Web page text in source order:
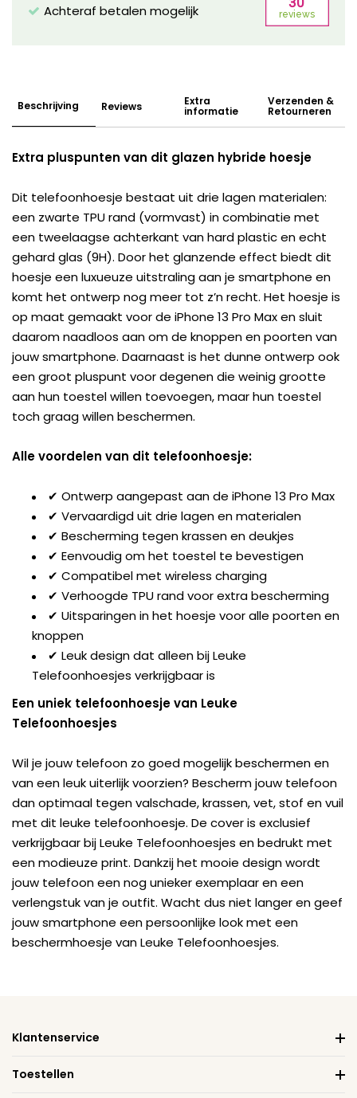
Achteraf betalen mogelijk
Beschrijving Reviews Extra
informatie
Verzenden &
Retourneren
Extra pluspunten van dit glazen hybride hoesje
Dit telefoonhoesje bestaat uit drie lagen materialen:
een zwarte TPU rand (vormvast) in combinatie met
een tweelaagse achterkant van hard plastic en echt
gehard glas (9H). Door het glanzende effect biedt dit
hoesje een luxueuze uitstraling aan je smartphone en
komt het ontwerp nog meer tot z’n recht. Het hoesje is
op maat gemaakt voor de iPhone 13 Pro Max en sluit
daarom naadloos aan om de knoppen en poorten van
jouw smartphone. Daarnaast is het dunne ontwerp ook
een groot pluspunt voor degenen die weinig grootte
aan hun toestel willen toevoegen, maar hun toestel
toch graag willen beschermen.
Alle voordelen van dit telefoonhoesje:
✔ Ontwerp aangepast aan de iPhone 13 Pro Max
✔ Vervaardigd uit drie lagen en materialen
✔ Bescherming tegen krassen en deukjes
✔ Eenvoudig om het toestel te bevestigen
✔ Compatibel met wireless charging
✔ Verhoogde TPU rand voor extra bescherming
✔ Uitsparingen in het hoesje voor alle poorten en
knoppen
✔ Leuk design dat alleen bij Leuke
Telefoonhoesjes verkrijgbaar is
Een uniek telefoonhoesje van Leuke
Telefoonhoesjes
Wil je jouw telefoon zo goed mogelijk beschermen en
van een leuk uiterlijk voorzien? Bescherm jouw telefoon
dan optimaal tegen valschade, krassen, vet, stof en vuil
met dit leuke telefoonhoesje. De cover is exclusief
verkrijgbaar bij Leuke Telefoonhoesjes en bedrukt met
een modieuze print. Dankzij het mooie design wordt
jouw telefoon een nog unieker exemplaar en een
verlengstuk van je outfit. Wacht dus niet langer en geef
jouw smartphone een persoonlijke look met een
beschermhoesje van Leuke Telefoonhoesjes.
Klantenservice
Toestellen